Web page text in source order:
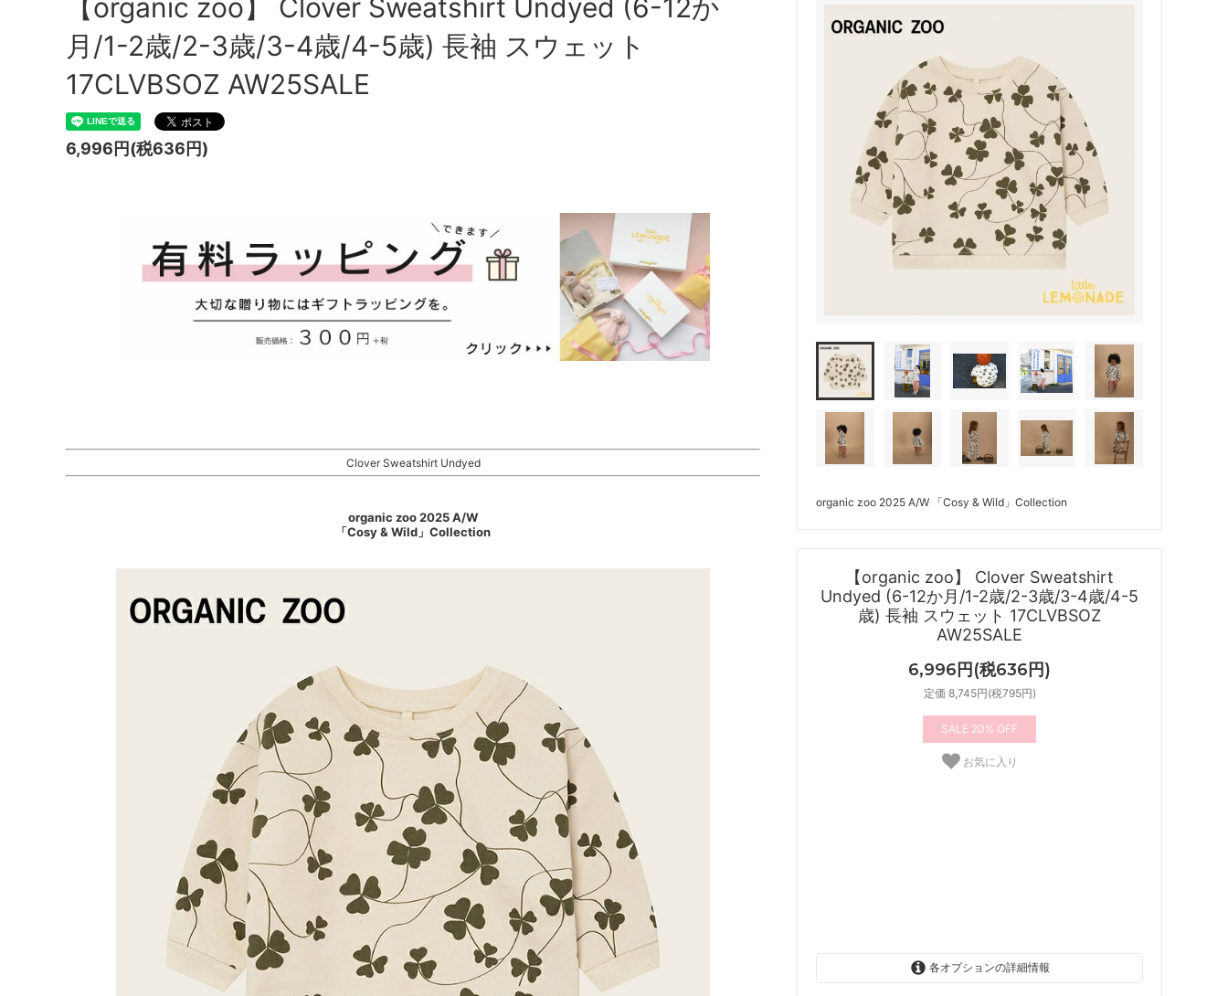
organic zoo 2025 A/W 「Cosy & Wild」Collection
【organic zoo】 Clover Sweatshirt
Undyed (6-12か月/1-2歳/2-3歳/3-4歳/4-5
歳) 長袖 スウェット 17CLVBSOZ
AW25SALE
6,996円(税636円)
定価 8,745円(税795円)
20%
お気に入り
各オプションの詳細情報
【organic zoo】 Clover Sweatshirt Undyed (6-12か
月/1-2歳/2-3歳/3-4歳/4-5歳) 長袖 スウェット
17CLVBSOZ AW25SALE
6,996円(税636円)
Clover Sweatshirt Undyed
organic zoo 2025 A/W
「Cosy & Wild」Collection